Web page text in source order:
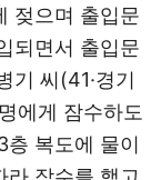
젖으며 출입문
되면서 출입문
기 씨(41·경기
에게 잠수하도
층 복도에 물이